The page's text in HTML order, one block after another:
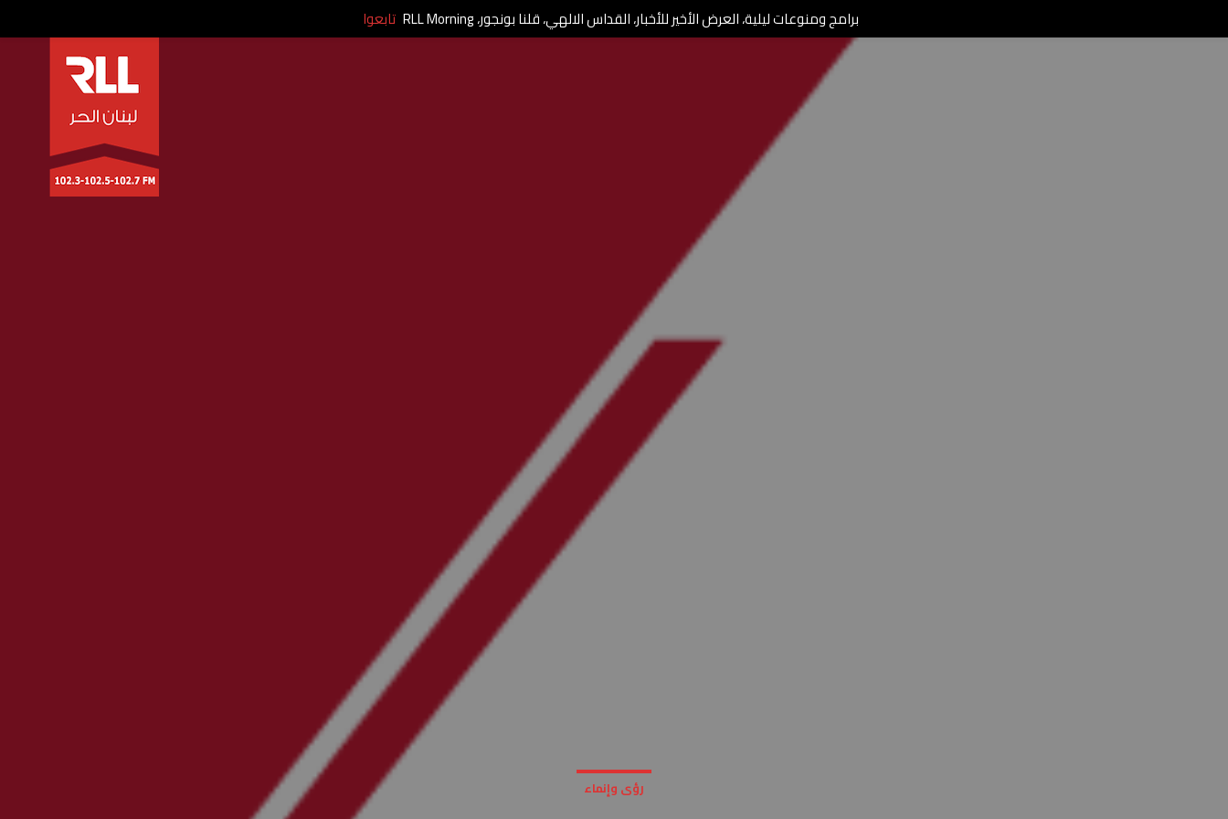
رؤى وإنماء
برامج ومنوعات ليلية، العرض الأخير للأخبار، القداس الالهي، قلنا بونجور، RLL Morning تابعوا